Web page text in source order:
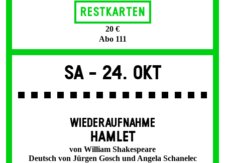
Restkarten
20 €
Abo 111
Sa - 24. Okt
WIEDERAUFNAHME
HAMLET
von William Shakespeare
Deutsch von Jürgen Gosch und Angela Schanelec